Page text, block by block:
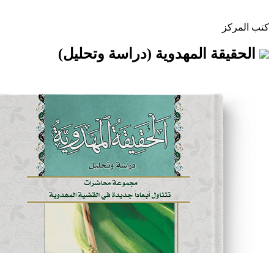
المهدوية (دراسة وتحليل)